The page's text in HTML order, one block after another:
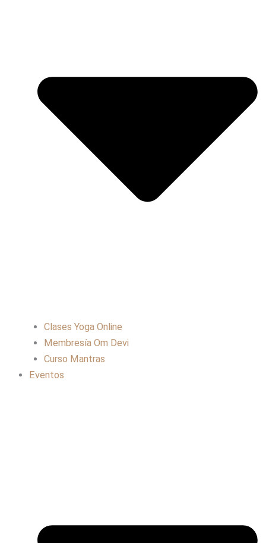
Clases Yoga Online
Membresía Om Devi
Curso Mantras
Eventos